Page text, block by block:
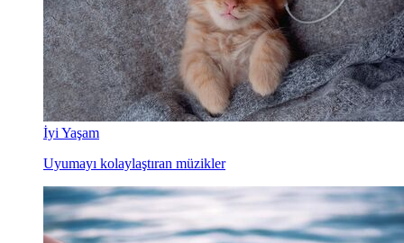
İyi Yaşam
Uyumayı kolaylaştıran müzikler